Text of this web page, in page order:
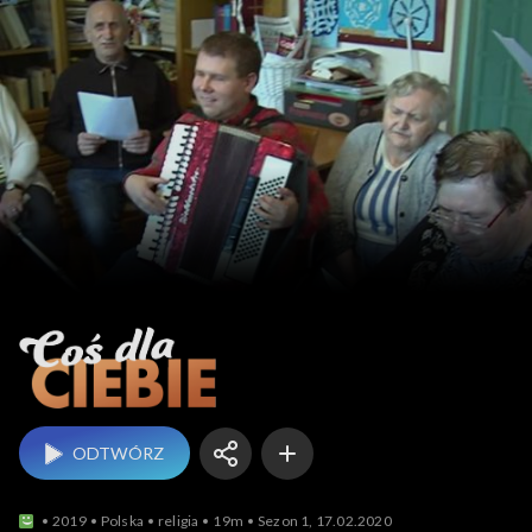
Coś dla Ciebie
ODTWÓRZ
2019 Polska religia 19m Sezon 1, 17.02.2020